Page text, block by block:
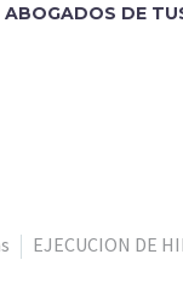
ABOGADOS DE
EJECUCION DE